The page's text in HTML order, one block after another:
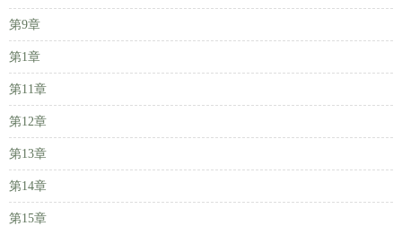
第9章
第1章
第11章
第12章
第13章
第14章
第15章